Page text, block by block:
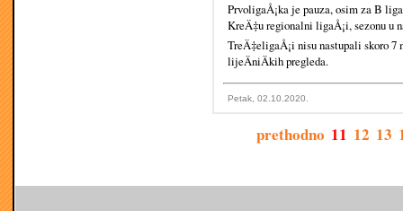
PrvoligaÅ¡ka je pauza, osim za B
KreÄ‡u regionalni ligaÅ¡i, sezonu u
TreÄ‡eligaÅ¡i nisu nastupali skoro
lijeÄniÄkih pregleda.
Petak, 02.10.2020.
prethodno 11 12 13